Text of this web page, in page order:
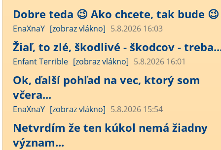
Dobre teda 😉 Ako chcete, tak bude 😉
EnaXnaY [zobraz vlákno] 5.8.2026 16:03
Žiaľ, to zlé, škodlivé - škodcov -
Enfant Terrible [zobraz vlákno] 5.8.2026 16:01
Ok, ďalší pohľad na vec, ktorý som
včera...
EnaXnaY [zobraz vlákno] 5.8.2026 15:54
Netvrdím že ten kúkol nemá žiadny
význam...